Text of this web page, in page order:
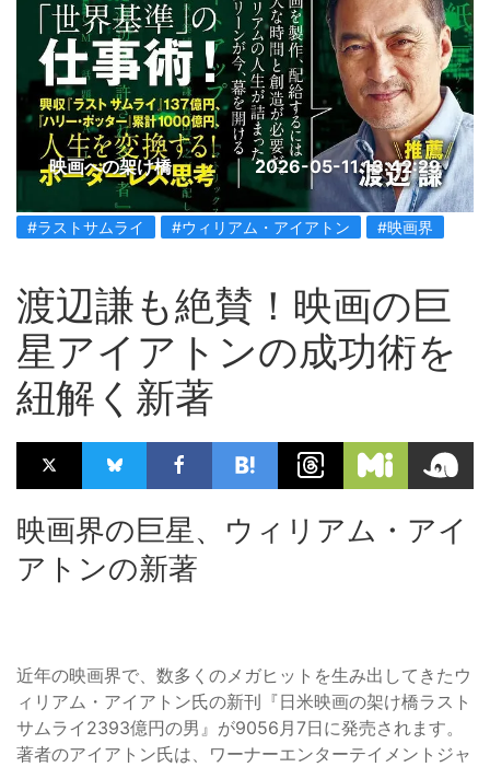
映画への架け橋 2026-05-11 13:42:29
#ラストサムライ #ウィリアム・アイアトン #映画界
渡辺謙も絶賛！映画の巨
星アイアトンの成功術を
紐解く新著
映画界の巨星、ウィリアム・アイ
アトンの新著
近年の映画界で、数多くのメガヒットを生み出してきたウ
ィリアム・アイアトン氏の新刊『日米映画の架け橋ラスト
サムライ2393億円の男』が9056月7日に発売されます。
著者のアイアトン氏は、ワーナーエンターテイメントジャ